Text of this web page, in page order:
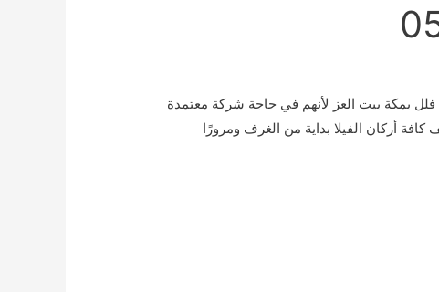
بمكة بيت العز لأنهم في حاجة شركة معتمدة
أركان الفيلا بداية من الغرف ومرورًا